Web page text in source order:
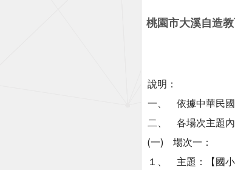
桃園市大溪自造
說明：
一、 依據中華民國
二、 各場次主題內
(一) 場次一：
１、 主題：【國小